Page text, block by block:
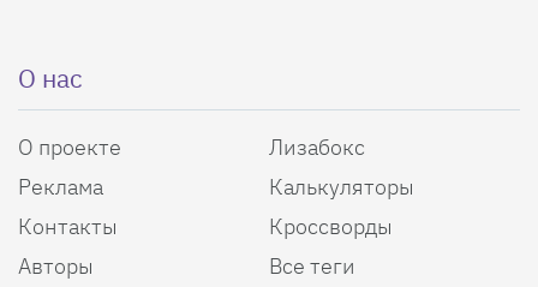
О нас
О проекте
Реклама
Контакты
Авторы
Лизабокс
Калькуляторы
Кроссворды
Все теги